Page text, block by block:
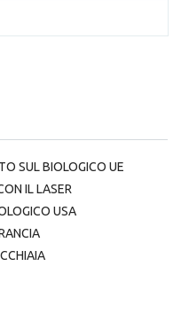
SUL BIOLOGICO UE
IL LASER
USA